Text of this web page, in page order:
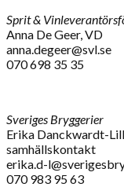
Sprit &
Anna De Geer, VD
anna.degeer@svl.se
070 698 35 35
Sveriges Bryggerier
Erika Danckwardt-
samhällskontakt
erika.d-
070 983 95 63